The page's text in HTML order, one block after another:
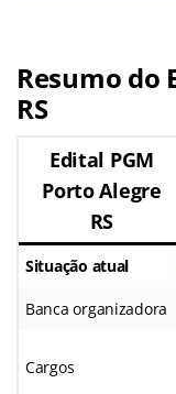
Resumo do
RS
Edital PGM
Porto Alegre
RS
Situação atual
Banca organizadora
Cargos